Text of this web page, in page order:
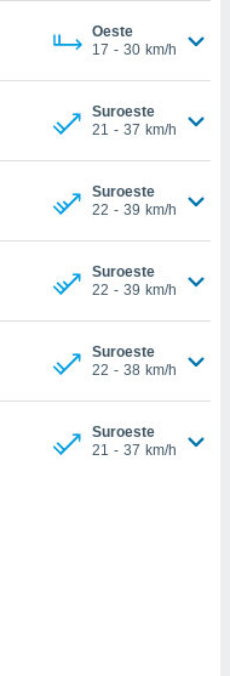
Oeste
17 - 30 km/h
Suroeste
21 - 37 km/h
Suroeste
22 - 39 km/h
Suroeste
22 - 39 km/h
Suroeste
22 - 38 km/h
Suroeste
21 - 37 km/h